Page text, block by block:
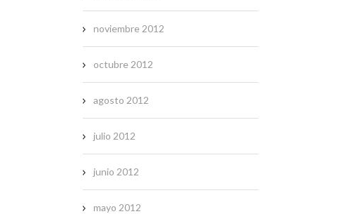
noviembre 2012
octubre 2012
agosto 2012
julio 2012
junio 2012
mayo 2012